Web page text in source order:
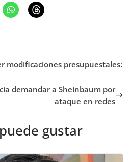
modificaciones presupuestales:
demandar a Sheinbaum por
ataque en redes
gustar